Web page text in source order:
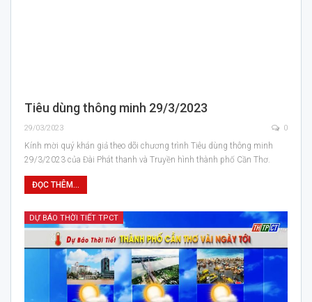
Tiêu dùng thông minh 29/3/2023
29/03/2023 0
Kính mời quý khán giả theo dõi chương trình Tiêu dùng thông minh
29/3/2023 của Đài Phát thanh và Truyền hình thành phố Cần Thơ.
ĐỌC THÊM...
DỰ BÁO THỜI TIẾT TPCT